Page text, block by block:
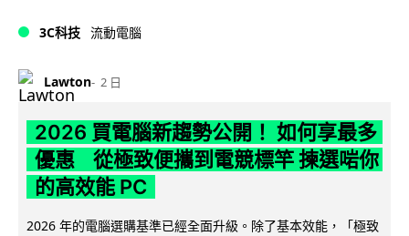
3C科技 流動電腦
Lawton 2 日
2026 買電腦新趨勢公開！ 如何享最多
優惠 從極致便攜到電競標竿 揀選啱你
的高效能 PC
2026 年的電腦選購基準已經全面升級。除了基本效能，「極致